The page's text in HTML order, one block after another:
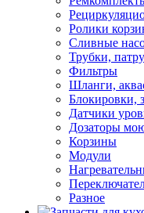
Ролики
Сливные
Трубки,
Фильтры
Шланги,
Блокировки,
Датчики
Дозаторы
Корзины
Модули
Разное